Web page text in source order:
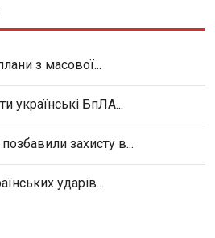
з масової...
українські БпЛА...
захисту в...
ударів...